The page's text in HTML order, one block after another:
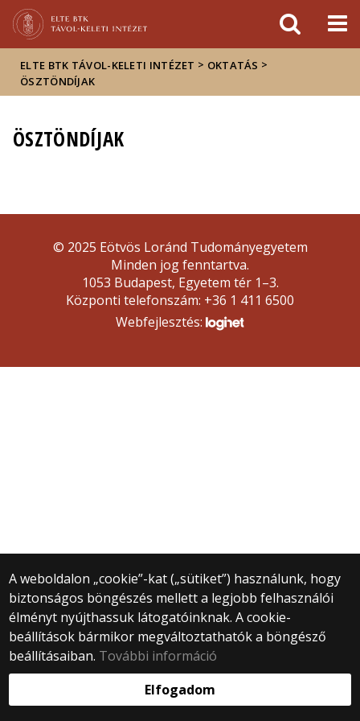
sajtóban
ELTE BTK TÁVOL-KELETI INTÉZET > OKTATÁS >
ÖSZTÖNDÍJAK
ÖSZTÖNDÍJAK
A weboldalon „cookie”-kat („sütiket”) használunk, hogy
biztonságos böngészés mellett a legjobb felhasználói
élményt nyújthassuk látogatóinknak. A cookie-
beállítások bármikor megváltoztathatók a böngésző
beállításaiban. További információ
Elfogadom
© 2025 Eötvös Loránd Tudományegyetem
Minden jog fenntartva.
1053 Budapest, Egyetem tér 1–3.
Központi telefonszám: +36 1 411 6500
Webfejlesztés: